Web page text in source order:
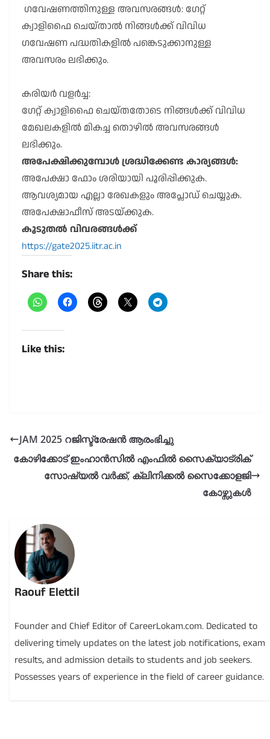
ഗവേഷണത്തിനുള്ള അവസരങ്ങൾ: ഗേറ്റ്
ക്വാളിഫൈ ചെയ്താൽ നിങ്ങൾക്ക് വിവിധ
ഗവേഷണ പദ്ധതികളിൽ പങ്കെടുക്കാനുള്ള
അവസരം ലഭിക്കും.
കരിയർ വളർച്ച:
ഗേറ്റ് ക്വാളിഫൈ ചെയ്തതോടെ നിങ്ങൾക്ക് വിവിധ
മേഖലകളിൽ മികച്ച തൊഴിൽ അവസരങ്ങൾ
ലഭിക്കും.
അപേക്ഷിക്കുമ്പോൾ ശ്രദ്ധിക്കേണ്ട കാര്യങ്ങൾ:
അപേക്ഷാ ഫോം ശരിയായി പൂരിപ്പിക്കുക.
ആവശ്യമായ എല്ലാ രേഖകളും അപ്ലോഡ് ചെയ്യുക.
അപേക്ഷാഫീസ് അടയ്ക്കുക.
കൂടുതൽ വിവരങ്ങൾക്ക്
https://gate2025.iitr.ac.in
Share this:
Like this:
JAM 2025 റജിസ്ട്രേഷൻ ആരംഭിച്ചു
കോഴിക്കോട് ഇംഹാൻസിൽ എംഫിൽ സൈക്യാട്രിക്
സോഷ്യൽ വർക്ക്, ക്ലിനിക്കൽ സൈക്കോളജി
കോഴ്സുകൾ
Raouf Elettil
Founder and Chief Editor of CareerLokam.com. Dedicated to
delivering timely updates on the latest job notifications, exam
results, and admission details to students and job seekers.
Possesses years of experience in the field of career guidance.